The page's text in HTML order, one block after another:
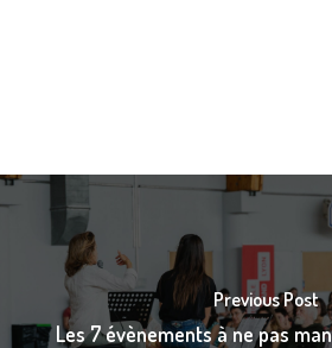
Previous Post
Les 7 évènements à ne pas